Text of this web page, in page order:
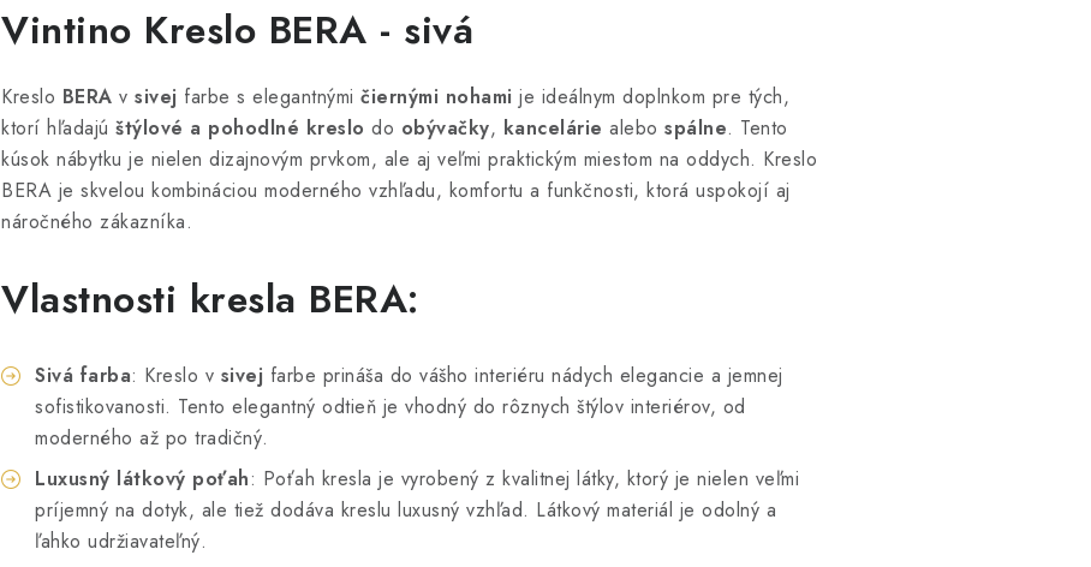
Vintino Kreslo BERA - sivá
Kreslo BERA v sivej farbe s elegantnými čiernými nohami je ideálnym doplnkom pre tých,
ktorí hľadajú štýlové a pohodlné kreslo do obývačky, kancelárie alebo spálne. Tento
kúsok nábytku je nielen dizajnovým prvkom, ale aj veľmi praktickým miestom na oddych. Kreslo
BERA je skvelou kombináciou moderného vzhľadu, komfortu a funkčnosti, ktorá uspokojí aj
náročného zákazníka.
Vlastnosti kresla BERA:
Sivá farba: Kreslo v sivej farbe prináša do vášho interiéru nádych elegancie a jemnej
sofistikovanosti. Tento elegantný odtieň je vhodný do rôznych štýlov interiérov, od
moderného až po tradičný.
Luxusný látkový poťah: Poťah kresla je vyrobený z kvalitnej látky, ktorý je nielen veľmi
príjemný na dotyk, ale tiež dodáva kreslu luxusný vzhľad. Látkový materiál je odolný a
ľahko udržiavateľný.